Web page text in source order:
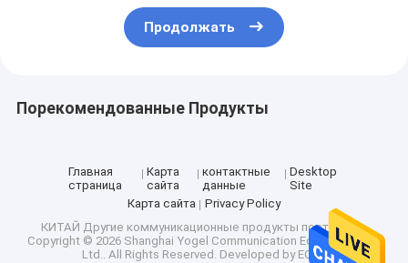
Продолжать
Порекомендованные Продукты
Главная
страница
Карта
сайта
контактные
данные
Desktop
Site
Карта сайта
Privacy Policy
КИТАЙ Другие коммуникационные продукты поставщик.
Copyright © 2026 Shanghai Yogel Communication Equipment Co.,
Ltd.. All Rights Reserved. Developed by ECER